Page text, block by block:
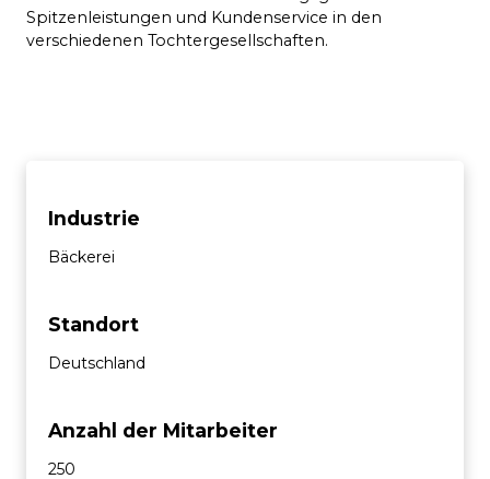
Spitzenleistungen und Kundenservice in den
verschiedenen Tochtergesellschaften.
Industrie
Bäckerei
Standort
Deutschland
Anzahl der Mitarbeiter
250